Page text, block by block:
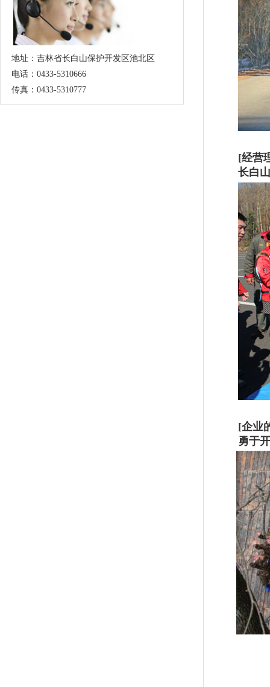
地址：吉林省长白山保护开发区池北区
电话：0433-5310666
传真：0433-5310777
[经营
长白
[企业
勇于